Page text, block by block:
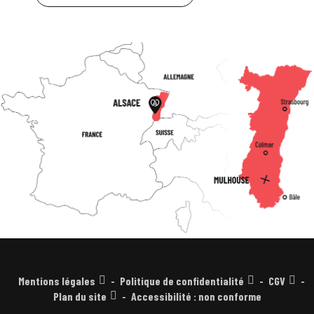
Mentions légales Politique de confidentialité
CGV
Plan du site
Accessibilité : non conforme